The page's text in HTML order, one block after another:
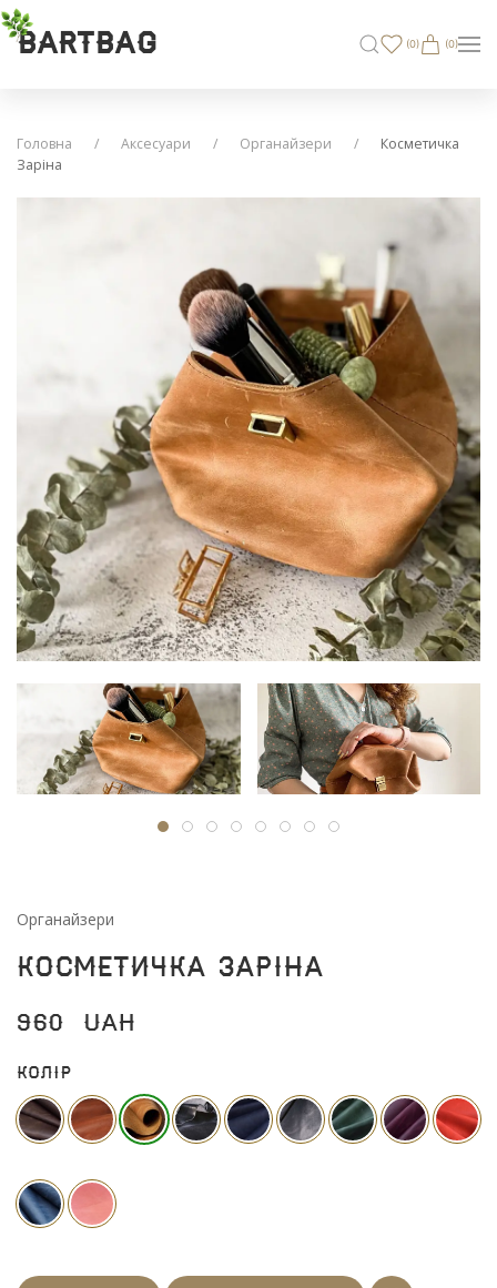
BARTBAG (0) (0)
Головна Аксесуари Oрганайзери
Косметичка
Заріна
Oрганайзери
Косметичка Заріна
960 UAH
Колір